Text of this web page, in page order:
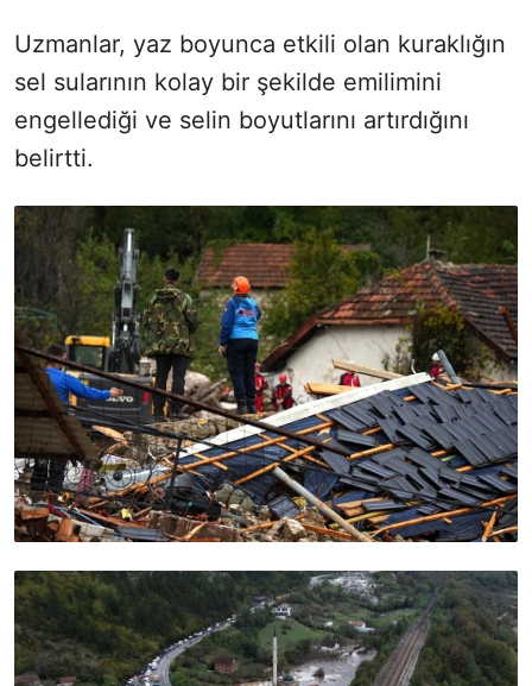
Uzmanlar, yaz boyunca etkili olan kuraklığın
sel sularının kolay bir şekilde emilimini
engellediği ve selin boyutlarını artırdığını
belirtti.